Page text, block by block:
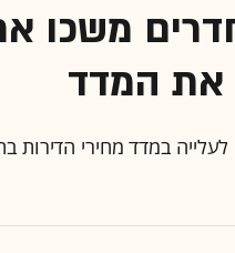
משכו
את המדד
לעלייה במדד מחירי